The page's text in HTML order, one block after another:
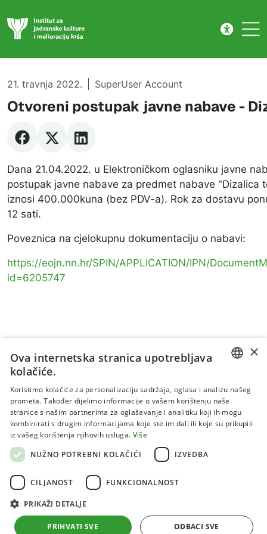
21. travnja 2022. SuperUser Account
Otvoreni postupak javne nabave -
Dana 21.04.2022. u Elektroničkom oglasniku javne
postupak javne nabave za predmet nabave "Dizalica
iznosi 400.000kuna (bez PDV-a). Rok za dostavu
12 sati.
Poveznica na cjelokupnu dokumentaciju o nabavi:
https://eojn.nn.hr/SPIN/APPLICATION/IPN/
id=6205747
Uvjeti korištenja
Politika privatnosti
Kolačići
melioraciju krša
ENGLISH
×
Ova internetska stranica upotrebljava
kolačiće.
Koristimo kolačiće za personalizaciju sadržaja, oglasa i analizu našeg
prometa. Također dijelimo informacije o vašem korištenju naše
stranice s našim partnerima za oglašavanje i analitiku koji ih mogu
kombinirati s drugim informacijama koje ste im dali ili koje su prikupili
iz vašeg korištenja njihovih usluga. Više
NUŽNO POTREBNI KOLAČIĆI
IZVEDBA
CILJANOST FUNKCIONALNOST
PRIKAŽI DETALJE
PRIHVATI SVE ODBACI SVE